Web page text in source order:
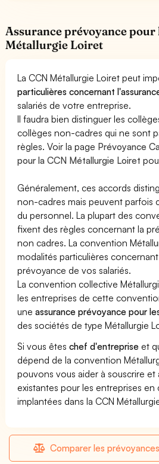
Assurance prévoyance
Métallurgie Loiret
La CCN Métallurgie Loiret peut
particulières concernant
salariés de votre entreprise.
Il faudra bien distinguer les
collèges non-cadres qui ne sont
règles. Voir la page Prévoyance
pour la CCN Métallurgie Loiret
Généralement, ces accords
non-cadres mais peuvent parfois
du personnel. La plupart des
fixent des règles concernant la
non cadres. La convention
modalités particulières
prévoyance de vos salariés.
La convention collective
les entreprises de cette
uneassurance prévoyance pour
des sociétés de type Métallurgie
Si vous êteschef d'entreprise et
dépend de la convention
pouvons vous aider à souscrire
existantes pour les entreprises en
implantées dans la CCN
Comparer les